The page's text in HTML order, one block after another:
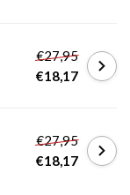
€27,95
€18,17
€27,95
€18,17